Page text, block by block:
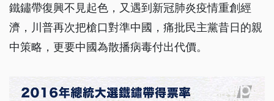
鐵鏽帶復興不見起色，又遇到新冠肺炎疫情重創經
濟，川普再次把槍口對準中國，痛批民主黨昔日的親
中策略，更要中國為散播病毒付出代價。